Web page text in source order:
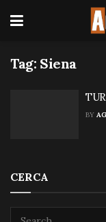
Tag: Siena
BY
CERCA